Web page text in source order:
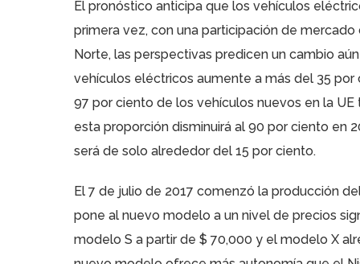
El pronóstico anticipa que los vehículos
primera vez, con una participación de
Norte, las perspectivas predicen un cambio
vehículos eléctricos aumente a más del 35
97 por ciento de los vehículos nuevos en la
esta proporción disminuirá al 90 por ciento en
será de solo alrededor del 15 por ciento.
El 7 de julio de 2017 comenzó la producción
pone al nuevo modelo a un nivel de precios
modelo S a partir de $ 70,000 y el modelo X